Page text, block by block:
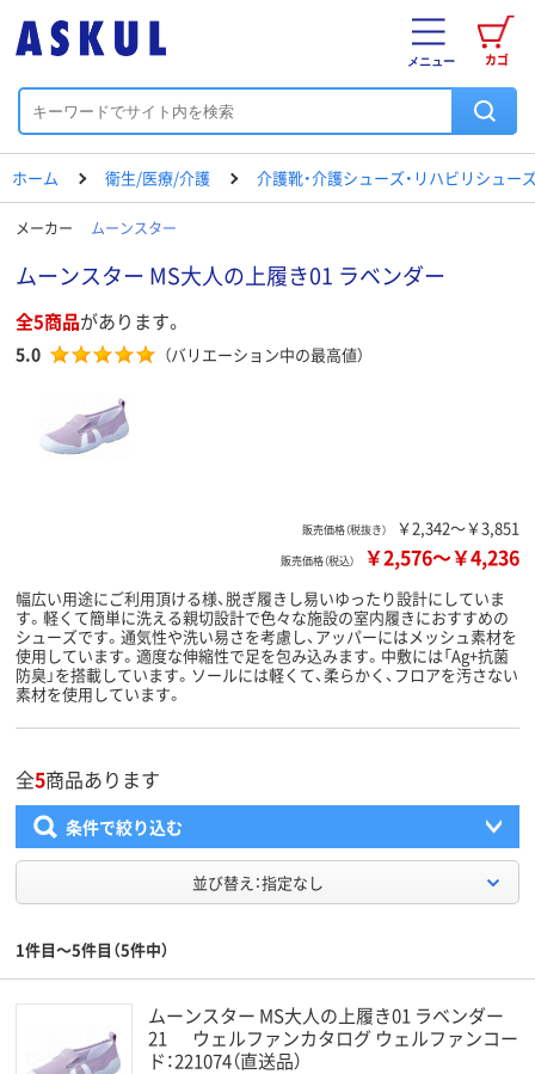
カゴ
メニュー
ホーム 衛生/医療/介護 介護靴・介護シューズ・リハビリシュー
メーカー ムーンスター
ムーンスター MS大人の上履き01 ラベンダー
全5商品があります。
5.0 （バリエーション中の最高値）
販売価格（税抜き） ￥2,342～￥3,851
販売価格（税込） ￥2,576～￥4,236
幅広い用途にご利用頂ける様、脱ぎ履きし易いゆったり設計にしていま
す。軽くて簡単に洗える親切設計で色々な施設の室内履きにおすすめの
シューズです。通気性や洗い易さを考慮し、アッパーにはメッシュ素材を
使用しています。適度な伸縮性で足を包み込みます。中敷には「Ag+抗菌
防臭」を搭載しています。ソールには軽くて、柔らかく、フロアを汚さない
素材を使用しています。
全5商品あります
条件で絞り込む
並び替え：指定なし
1件目～5件目（5件中）
ムーンスター MS大人の上履き01 ラベンダー
21 ウェルファンカタログ ウェルファンコー
ド：221074（直送品）